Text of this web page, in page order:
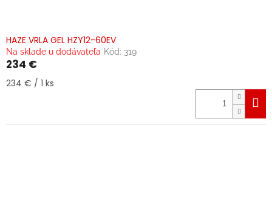
HAZE VRLA GEL HZY12-60EV
Na sklade u dodávateľa Kód: 319
234 €
Jednotková
234 € / 1 ks